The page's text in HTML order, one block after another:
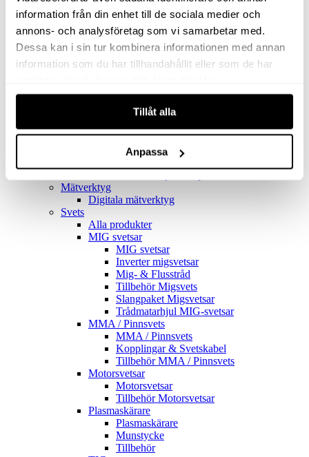
information från din enhet till de sociala medier och
annons- och analysföretag som vi samarbetar med.
Dessa kan i sin tur kombinera informationen med annan
information som du har tillhandahållit eller som de har
Tillåt alla
Anpassa
Golv- & Kombinationsmunstycke
Munstycke
Motor
Reservdelar dammsugare
Rör & handtag
Uppsamlingspåsar
Alla produkter
Mätverktyg
Digitala mätverktyg
Svets
Alla produkter
MIG svetsar
MIG svetsar
Inverter migsvetsar
Mig- & Flusstråd
Tillbehör Migsvets
Slangpaket Migsvetsar
Trådmatarhjul MIG-svetsar
MMA / Pinnsvets
MMA / Pinnsvets
Kopplingar & Svetskabel
Tillbehör MMA / Pinnsvets
Motorsvetsar
Motorsvetsar
Tillbehör Motorsvetsar
Plasmaskärare
Plasmaskärare
Munstycke
Tillbehör